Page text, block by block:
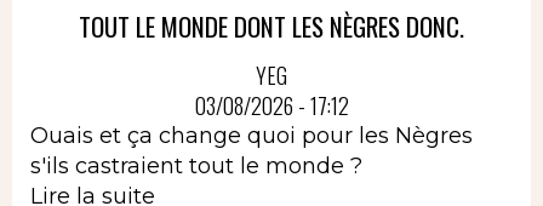
TOUT LE MONDE DONT LES NÈGRES DONC.
YEG
03/08/2026 - 17:12
Ouais et ça change quoi pour les Nègres
s'ils castraient tout le monde ?
Lire la suite